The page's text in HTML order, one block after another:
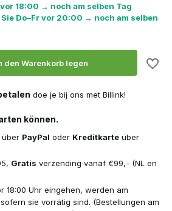
vor 18:00 → noch am selben Tag
Do–Fr vor 20:00 → noch am selben
den Warenkorb legen
doe je bij ons met Billink!
können.
über PayPal oder Kreditkarte über
Gratis verzending vanaf €99,- (NL en
18:00 Uhr eingehen, werden am
sie vorrätig sind. (Bestellungen am